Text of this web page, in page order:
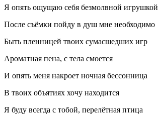
Я опять ощущаю себя безмолвной игрушкой
После съёмки пойду в душ мне необходимо
Быть пленницей твоих сумасшедших игр
Ароматная пена, с тела смоется
И опять меня накроет ночная бессонница
В твоих объятиях хочу находится
Я буду всегда с тобой, перелётная птица